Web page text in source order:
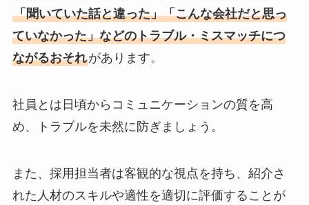
「聞いていた話と違った」「こんな会社だと思っ
ていなかった」などのトラブル・ミスマッチにつ
ながるおそれがあります。
社員とは日頃からコミュニケーションの質を高
め、トラブルを未然に防ぎましょう。
また、採用担当者は客観的な視点を持ち、紹介さ
れた人材のスキルや適性を適切に評価することが